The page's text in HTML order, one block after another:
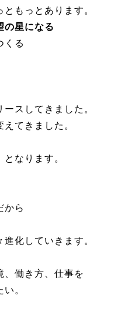
もっとあります。
の星になる
くる
スしてきました。
てきました。
なります。
から
化していきます。
、働き方、仕事を
。